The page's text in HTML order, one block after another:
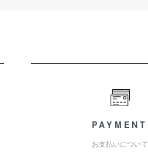
PAYMENT
お支払いについて